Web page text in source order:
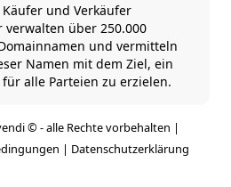
und Verkäufer
verwalten über 250.000
und vermitteln
Namen mit dem Ziel, ein
alle Parteien zu erzielen.
© - alle Rechte vorbehalten |
| Datenschutzerklärung